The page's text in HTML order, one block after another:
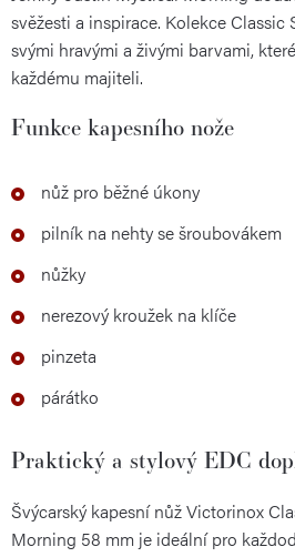
svěžesti a inspirace. Kolekce Classic
svými hravými a živými barvami,
každému majiteli.
Funkce kapesního nože
nůž pro běžné úkony
pilník na nehty se šroubovákem
nůžky
nerezový kroužek na klíče
pinzeta
párátko
Praktický a stylový EDC
Švýcarský kapesní nůž Victorinox
Morning 58 mm je ideální pro